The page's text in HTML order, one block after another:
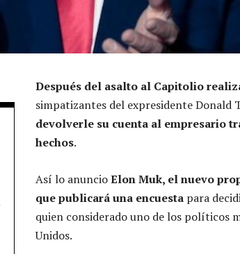
Después del asalto al Capitolio
simpatizantes del expresidente Donald
devolverle su cuenta al empresario
hechos.
Así lo anuncioElon Muk, el nuevo
que publicará una encuesta para
quien considerado uno de los políticos
Unidos.